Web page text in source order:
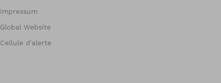
Impressum
Global Website
Cellule d'alerte